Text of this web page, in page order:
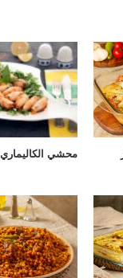
محشي الكاليماري